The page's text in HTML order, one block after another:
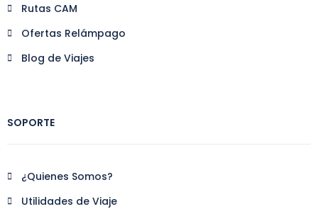
Rutas CAM
Ofertas Relámpago
Blog de Viajes
SOPORTE
¿Quienes Somos?
Utilidades de Viaje